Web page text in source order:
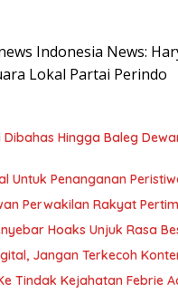
Indonesia News:
Lokal Partai Perindo
Dibahas Hingga Baleg
Untuk Penanganan
Perwakilan Rakyat
Hoaks Unjuk Rasa
Jangan Terkecoh
Tindak Kejahatan Febrie